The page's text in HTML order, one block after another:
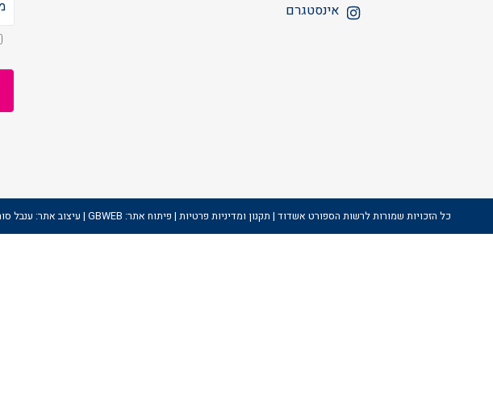
אינסטגרם
כל הזכויות שמורות לרשות הספורט אשדוד | תקנון ומדיניות פרטיות | פיתוח אתר: GBWEB | עיצוב אתר: ענבל סורוקה |